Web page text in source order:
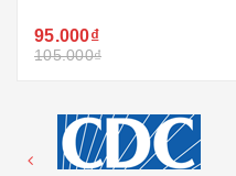
35.000₫
38.000₫